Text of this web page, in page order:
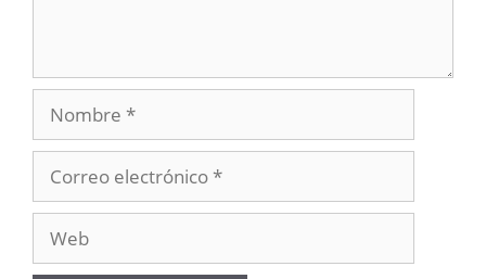
Nombre
electrónico